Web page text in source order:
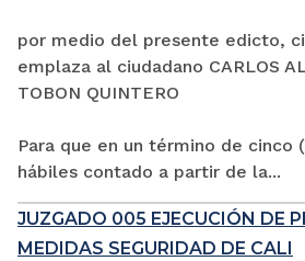
por medio del presente edicto,
emplaza al ciudadano CARLOS
TOBON QUINTERO
Para que en un término de cinco
hábiles contado a partir de la...
JUZGADO 005 EJECUCIÓN DE
MEDIDAS SEGURIDAD DE CALI